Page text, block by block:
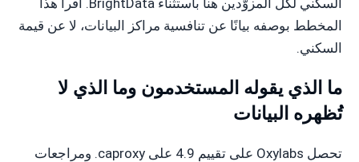
المخطط بوصفه بيانًا عن تنافسية مراكز البيانات، لا عن قيمة
السكني.
ما الذي يقوله المستخدمون وما الذي لا
تُظهره البيانات
تحصل Oxylabs على تقييم 4.9 على caproxy. ومراجعات